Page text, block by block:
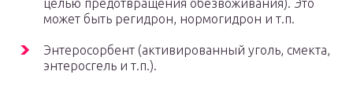
целью предотвращения обезвоживания). Это
может быть регидрон, нормогидрон и т.п.
Энтеросорбент (активированный уголь, смекта,
энтеросгель и т.п.).